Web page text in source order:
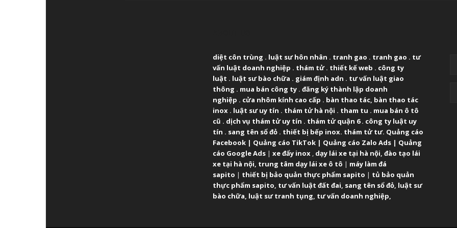
diệt côn trùng . luật sư hôn nhân . tranh gao . tranh gao . tư
vấn luật doanh nghiệp . thám tử. thiết kế web . công ty
luật . luật sư bào chữa . giám định adn . tư vấn luật giao
thông . mua bán công ty . đăng ký thành lập doanh
nghiệp . cửa nhôm kính cao cấp . bàn thao tác, bàn thao tác
inox . luật sư uy tín . thám tử hà nội . tham tu . mua bán ô tô
cũ . dịch vụ thám tử uy tín . thám tử quận 6. công ty luật uy
tín . sang tên sổ đỏ . thiết bị bếp inox. thám tử tư. Quảng cáo
Facebook | Quảng cáo TikTok | Quảng cáo Zalo Ads | Quảng
cáo Google Ads | xe đẩy inox , dạy lái xe tại hà nội, đào tạo lái
xe tại hà nội, trung tâm dạy lái xe ô tô | máy làm đá
sapito | thiết bị bảo quản thực phẩm sapito | tủ bảo quản
thực phẩm sapito, tư vấn luật đất đai, sang tên sổ đỏ, luật sư
bào chữa, luật sư tranh tụng, tư vấn doanh nghiệp,